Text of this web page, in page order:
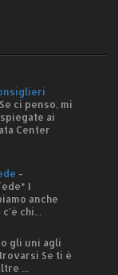
ci penso, mi
ai
Center
-
I
anche
chi...
gli uni agli
Se ti è
...